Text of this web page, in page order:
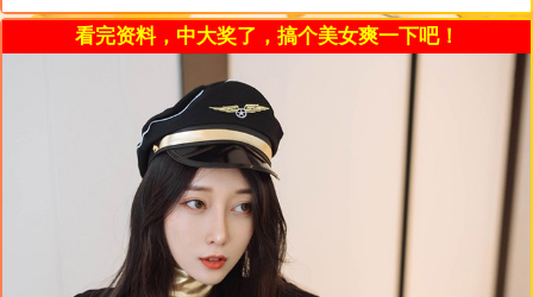
看完资料，中大奖了，搞个美女爽一下吧！